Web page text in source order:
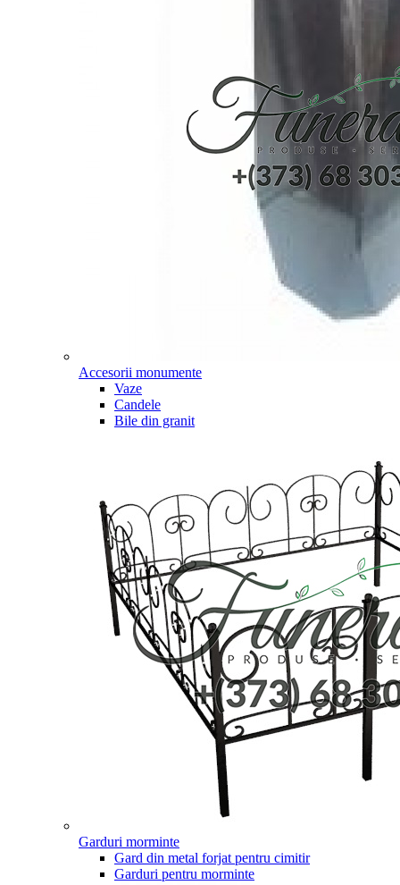
Accesorii monumente
Vaze
Candele
Bile din granit
Garduri morminte
Gard din metal forjat pentru cimitir
Garduri pentru morminte